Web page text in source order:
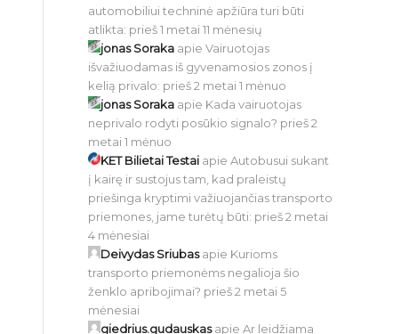
automobiliui techninė apžiūra turi būti
atlikta: prieš 1 metai 11 mėnesių
jonas Soraka apieVairuotojas
išvažiuodamas iš gyvenamosios zonos į
kelią privalo: prieš 2 metai 1 mėnuo
jonas Soraka apie Kada vairuotojas
neprivalo rodyti posūkio signalo? prieš 2
metai 1 mėnuo
KET Bilietai Testai apieAutobusui sukant
į kairę ir sustojus tam, kad praleistų
priešinga kryptimi važiuojančias transporto
priemones, jame turėtų būti: prieš 2 metai
4 mėnesiai
Deivydas Sriubasapie Kurioms
transporto priemonėms negalioja šio
ženklo apribojimai? prieš 2 metai 5
mėnesiai
giedrius.gudauskasapieAr leidžiama